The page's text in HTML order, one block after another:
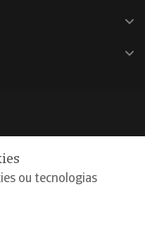
ou tecnologias